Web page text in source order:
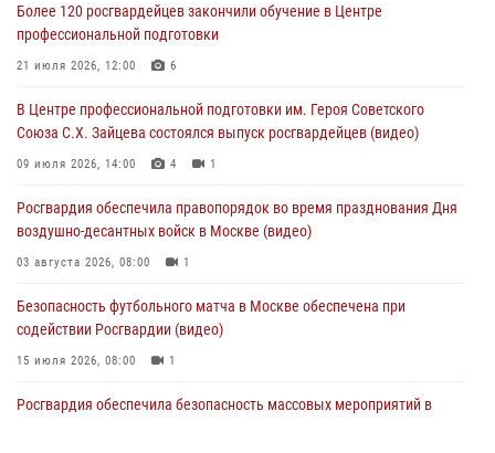
05 августа 2026, 12:39
Московские росгвардейцы обеспечили безопасность проведения
05 августа 2026, 12:35
Делегация МВД Республики Беларусь ознакомилась с передовыми
04 августа 2026, 18:16 5
Более 120 росгвардейцев закончили обучение в Центре
профессиональной подготовки
21 июля 2026, 12:00 6
В Центре профессиональной подготовки им. Героя Советского
Союза С.Х. Зайцева состоялся выпуск росгвардейцев (видео)
09 июля 2026, 14:00 4 1
Росгвардия обеспечила правопорядок во время празднования Дня
воздушно-десантных войск в Москве (видео)
03 августа 2026, 08:00 1
Безопасность футбольного матча в Москве обеспечена при
содействии Росгвардии (видео)
15 июля 2026, 08:00 1
Росгвардия обеспечила безопасность массовых мероприятий в